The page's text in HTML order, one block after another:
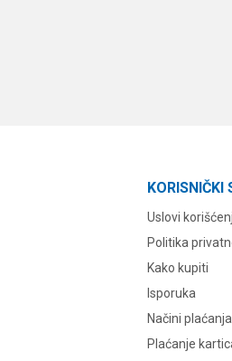
KORISNIČKI
Uslovi
Politika
Kako kupiti
Isporuka
Načini plaćanja
Plaćanje